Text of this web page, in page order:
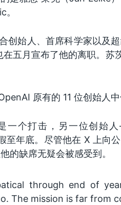
创始人、首席科学家以及
五月宣布了他的离职。苏
原有的 11 位创始人中
一个打击，另一位创始
年底。尽管他在 X 上向
的缺席无疑会被感受到。
through end of
The mission is far from